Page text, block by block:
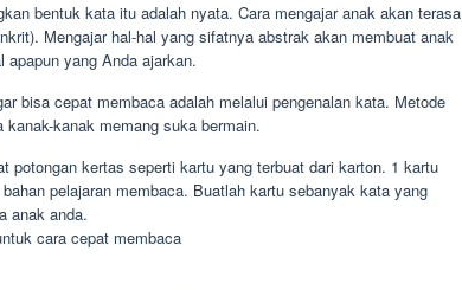
bentuk kata itu adalah nyata. Cara mengajar anak akan terasa
Mengajar hal-hal yang sifatnya abstrak akan membuat anak
apapun yang Anda ajarkan.
bisa cepat membaca adalah melalui pengenalan kata. Metode
kanak memang suka bermain.
potongan kertas seperti kartu yang terbuat dari karton. 1 kartu
pelajaran membaca. Buatlah kartu sebanyak kata yang
anak anda.
cara cepat membaca